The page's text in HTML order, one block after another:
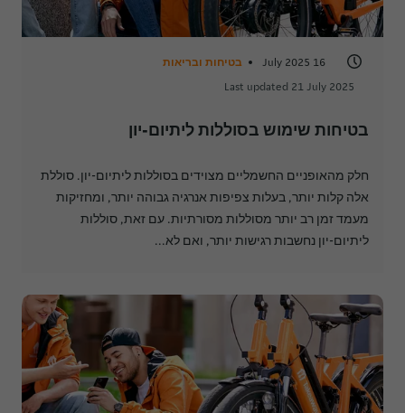
16 July 2025
בטיחות ובריאות
Last updated 21 July 2025
בטיחות שימוש בסוללות ליתיום-יון
חלק מהאופניים החשמליים מצוידים בסוללות ליתיום-יון. סוללת
אלה קלות יותר, בעלות צפיפות אנרגיה גבוהה יותר, ומחזיקות
מעמד זמן רב יותר מסוללות מסורתיות. עם זאת, סוללות
ליתיום-יון נחשבות רגישות יותר, ואם לא...